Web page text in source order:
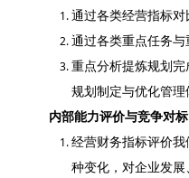
通过各类经营指标
通过各类重点任务
重点分析提炼规划
规划制定与优化管理
内部能力评价与竞争对标
经营财务指标评价
种变化，对企业发